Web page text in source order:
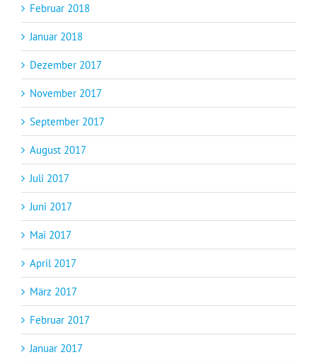
Februar 2018
Januar 2018
Dezember 2017
November 2017
September 2017
August 2017
Juli 2017
Juni 2017
Mai 2017
April 2017
März 2017
Februar 2017
Januar 2017